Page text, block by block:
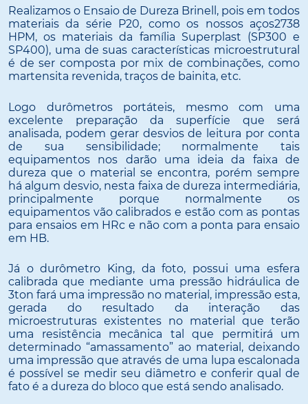
Realizamos o Ensaio de Dureza Brinell, pois em todos
materiais da série P20, como os nossos aços2738
HPM, os materiais da família Superplast (SP300 e
SP400), uma de suas características microestrutural
é de ser composta por mix de combinações, como
martensita revenida, traços de bainita, etc.
Logo durômetros portáteis, mesmo com uma
excelente preparação da superfície que será
analisada, podem gerar desvios de leitura por conta
de sua sensibilidade; normalmente tais
equipamentos nos darão uma ideia da faixa de
dureza que o material se encontra, porém sempre
há algum desvio, nesta faixa de dureza intermediária,
principalmente porque normalmente os
equipamentos vão calibrados e estão com as pontas
para ensaios em HRc e não com a ponta para ensaio
em HB.
Já o durômetro King, da foto, possui uma esfera
calibrada que mediante uma pressão hidráulica de
3ton fará uma impressão no material, impressão esta,
gerada do resultado da interação das
microestruturas existentes no material que terão
uma resistência mecânica tal que permitirá um
determinado “amassamento” ao material, deixando
uma impressão que através de uma lupa escalonada
é possível se medir seu diâmetro e conferir qual de
fato é a dureza do bloco que está sendo analisado.